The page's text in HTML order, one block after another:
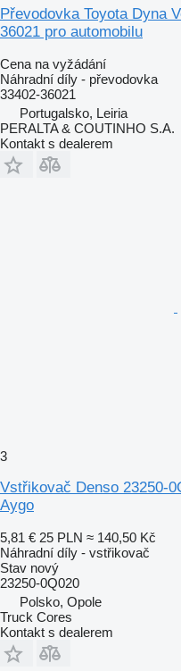
Převodovka Toyota Dyna
36021 pro automobilu
Cena na vyžádání
Náhradní díly - převodovka
33402-36021
Portugalsko, Leiria
PERALTA & COUTINHO S.A.
Kontakt s dealerem
3
Vstřikovač Denso 23250-
Aygo
5,81 € 25 PLN ≈ 140,50 Kč
Náhradní díly - vstřikovač
Stav nový
23250-0Q020
Polsko, Opole
Truck Cores
Kontakt s dealerem